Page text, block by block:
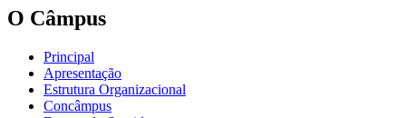
O Câmpus
Principal
Apresentação
Estrutura Organizacional
Concâmpus